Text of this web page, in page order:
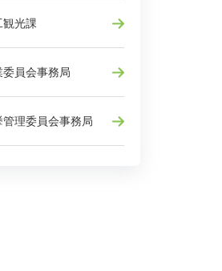
光課
員会事務局
委員会事務局